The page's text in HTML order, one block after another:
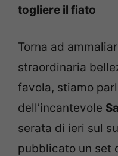
togliere il fiato
Torna ad
straordinaria
favola, stiamo
dell’incantevole
serata di ieri sul
pubblicato un set